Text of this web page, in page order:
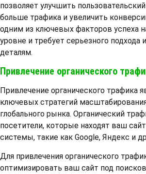
позволяет улучшить
больше трафика и увеличить
одним из ключевых факторов успеха
уровне и требует серьезного подхода
деталям.
Привлечение органического
Привлечение органического трафика
ключевых стратегий
глобального рынка. Органический
посетители, которые находят ваш
системы, такие как Google, Яндекс и
Для привлечения органического
оптимизировать ваш сайт под